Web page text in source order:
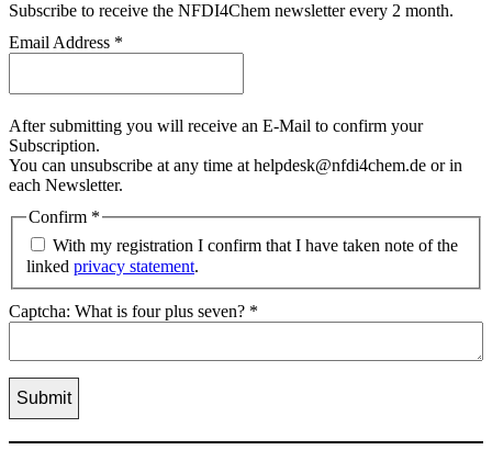
Subscribe to receive the NFDI4Chem newsletter every 2 month.
Email Address *
After submitting you will receive an E-Mail to confirm your
Subscription.
You can unsubscribe at any time at helpdesk@nfdi4chem.de or in
each Newsletter.
Confirm *
With my registration I confirm that I have taken note of the
linked privacy statement.
Captcha: What is four plus seven? *